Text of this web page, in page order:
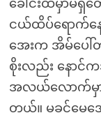
ခေါင်းထဲမှာမ
ငယ်ထိပ်ရောက်န
အေးက အိမ်ပေါ်တ
စိုးလည်း နောင်က
အလယ်လောက်မှ
တယ်။ မခင်မေအ